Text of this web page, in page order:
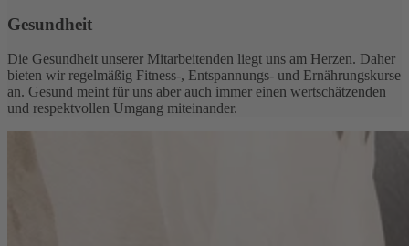
Gesundheit
Die Gesundheit unserer Mitarbeitenden liegt uns am Herzen. Daher
bieten wir regelmäßig Fitness-, Entspannungs- und Ernährungskurse
an. Gesund meint für uns aber auch immer einen wertschätzenden
und respektvollen Umgang miteinander.